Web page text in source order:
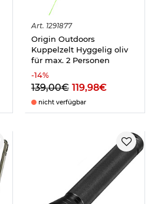
Art. 1291877
Origin Outdoors
Kuppelzelt Hyggelig oliv
für max. 2 Personen
-14%
139,00€ 119,98€
nicht verfügbar